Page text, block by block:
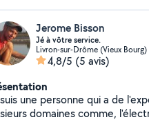
Jerome Bisson
Jé à vôtre service.
Livron-sur-Drôme (Vieux Bourg)
4,8/5 (5 avis)
une personne qui a de
domaines comme,